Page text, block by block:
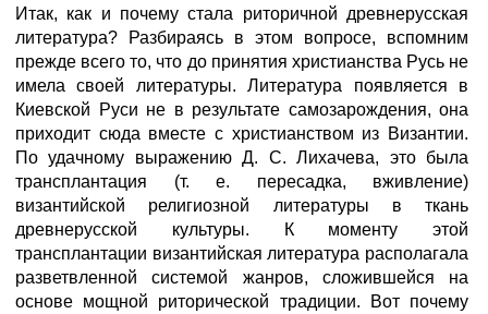
Итак, как и почему стала риторичной древнерусская
литература? Разбираясь в этом вопросе, вспомним
прежде всего то, что до принятия христианства Русь не
имела своей литературы. Литература появляется в
Киевской Руси не в результате самозарождения, она
приходит сюда вместе с христианством из Византии.
По удачному выражению Д. С. Лихачева, это была
трансплантация (т. е. пересадка, вживление)
византийской религиозной литературы в ткань
древнерусской культуры. К моменту этой
трансплантации византийская литература располагала
разветвленной системой жанров, сложившейся на
основе мощной риторической традиции. Вот почему